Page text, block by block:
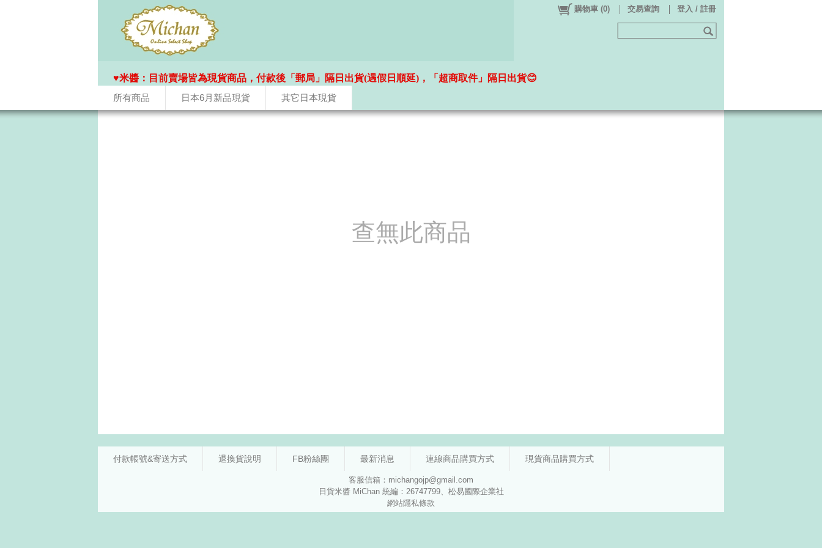
所有商品 日本6月新品現貨 其它日本現貨
購物車 (0) 交易查詢 登入 / 註冊
♥️米醬：目前賣場皆為現貨商品，付款後「郵局」隔日出貨(遇假日順延)，「超商取件」隔日出貨😊
付款帳號&寄送方式 退換貨說明 FB粉絲團 最新消息 連線商品購買方式 現貨商品購買方式
客服信箱：michangojp@gmail.com
日貨米醬 MiChan 統編：26747799、松易國際企業社
網站隱私條款